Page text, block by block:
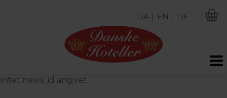
DA | EN | DE
Intet news_id angivet